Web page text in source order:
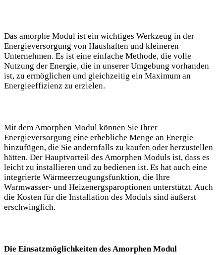
Das amorphe Modul ist ein wichtiges Werkzeug in der
Energieversorgung von Haushalten und kleineren
Unternehmen. Es ist eine einfache Methode, die volle
Nutzung der Energie, die in unserer Umgebung vorhanden
ist, zu ermöglichen und gleichzeitig ein Maximum an
Energieeffizienz zu erzielen.
Mit dem Amorphen Modul können Sie Ihrer
Energieversorgung eine erhebliche Menge an Energie
hinzufügen, die Sie andernfalls zu kaufen oder herzustellen
hätten. Der Hauptvorteil des Amorphen Moduls ist, dass es
leicht zu installieren und zu bedienen ist. Es hat auch eine
integrierte Wärmeerzeugungsfunktion, die Ihre
Warmwasser- und Heizenergsparoptionen unterstützt. Auch
die Kosten für die Installation des Moduls sind äußerst
erschwinglich.
Die Einsatzmöglichkeiten des Amorphen Modul